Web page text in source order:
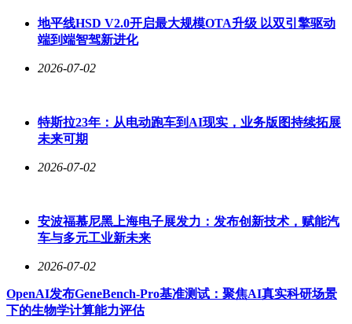
二是增强多功能协同能力。对话、拍摄、翻译、导航、
支付及音频播放等功能可通过语音进行切换与调用，即
使处于伴游模式下，也不影响其他功能的使用，整体体
三是优化交互方式。基于语音、图像与位置信息的综合
识别能力，系统可在特定场景下主动提供提示与讲解，
无需唤醒词即可开启对话，过滤环境噪音和无关意图。
这一创新体验的背后，是蚂蚁GPASS智能终端可信连
的多模态意图理解，精准捕捉用户需求；在眼镜端实现
流畅的对话与导航交互；并确保了与“杭小忆”等城市文
旅智能体之间的可信连接，让服务既智能又安全。
地平线HSD V2.0开启最大规模OTA升级 以双引擎驱动
端到端智驾新进化
2026-07-02
特斯拉23年：从电动跑车到AI现实，业务版图持续拓展
未来可期
2026-07-02
安波福慕尼黑上海电子展发力：发布创新技术，赋能汽
车与多元工业新未来
2026-07-02
OpenAI发布GeneBench-Pro基准测试：聚焦AI真实科研场景
下的生物学计算能力评估